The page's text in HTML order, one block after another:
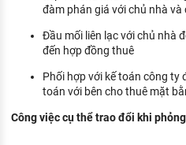
XÂY DỰNG VÀ PHÁT TRIỂN
NHÂN SỰ
TUYỂN DỤNG VIỆC LÀM
đàm phán giá với chủ nhà
Đầu mối liên lạc với chủ nhà
đến hợp đồng thuê
Phối hợp với kế toán công ty
toán với bên cho thuê mặt
Công việc cụ thể trao đổi khi